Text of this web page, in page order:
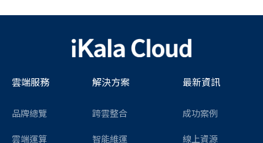
雲端服務
品牌總覽
雲端運算
解決方案
跨雲整合
智能維運
最新資訊
成功案例
線上資源